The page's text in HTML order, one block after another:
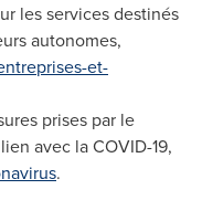
les services destinés
autonomes,
et-
prises par le
avec la COVID-19,
.